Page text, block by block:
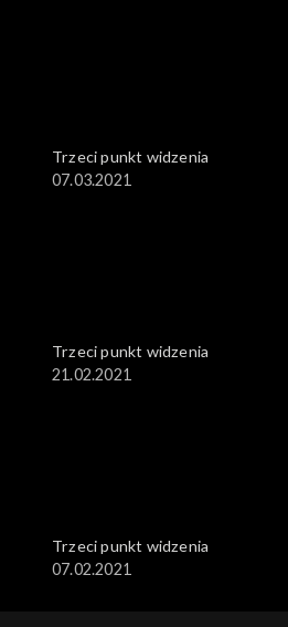
Trzeci punkt widzenia
07.03.2021
Trzeci punkt widzenia
21.02.2021
Trzeci punkt widzenia
07.02.2021